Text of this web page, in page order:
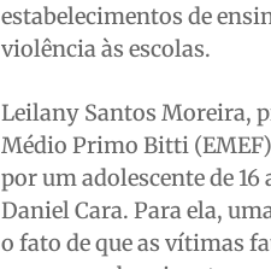
estabelecimentos de
violência às escolas.
Leilany Santos Moreira,
Médio Primo Bitti
por um adolescente de
Daniel Cara. Para ela,
o fato de que as vítimas